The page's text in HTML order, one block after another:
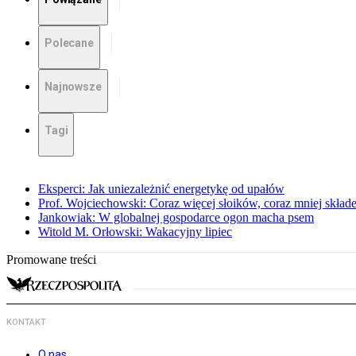
Polecane
Najnowsze
Tagi
Eksperci: Jak uniezależnić energetykę od upałów
Prof. Wojciechowski: Coraz więcej słoików, coraz mniej
Jankowiak: W globalnej gospodarce ogon macha psem
Witold M. Orłowski: Wakacyjny lipiec
Promowane treści
KONTAKT